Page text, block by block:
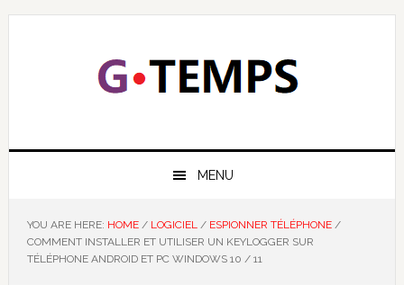
Skip
Skip
Skip
Skip
GTEMPS
MENU
YOU ARE HERE: HOME / LOGICIEL / ESPIONNER TÉLÉPHONE /
COMMENT INSTALLER ET UTILISER UN KEYLOGGER SUR
TÉLÉPHONE ANDROID ET PC WINDOWS 10 / 11